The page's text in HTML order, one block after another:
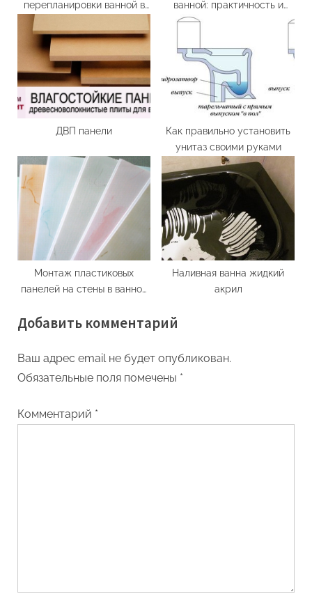
перепланировки ванной в
ванной: практичность и
ДВП панели
Как правильно установить
унитаз своими руками
Монтаж пластиковых
панелей на стены в ванной
Наливная ванна жидкий
акрил
Добавить комментарий
Ваш адрес email не будет опубликован.
Обязательные поля помечены *
Комментарий *